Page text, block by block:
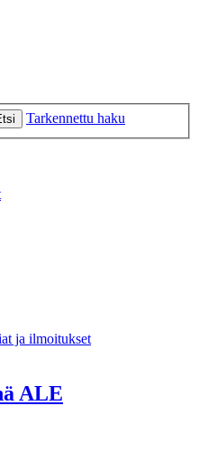
Tarkennettu haku
ja ilmoitukset
ALE